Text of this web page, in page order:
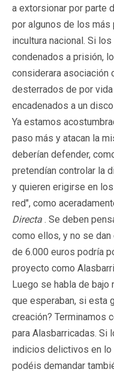
a extorsionar por parte
por algunos de los
incultura nacional. Si
condenados a prisión,
considerara asociación
desterrados de por
encadenados a un
Ya estamos
paso más y atacan la
deberían defender,
pretendían controlar la
y quieren erigirse en
red", como
Directa . Se deben
como ellos, y no se dan
de 6.000 euros podría
proyecto como
Luego se habla de bajo
que esperaban, si esta
creación? Terminamos
para Alasbarricadas. Si
indicios delictivos en lo
podéis demandar